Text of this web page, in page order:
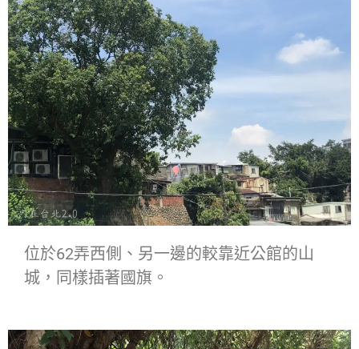
位於62弄西側、另一邊的較靠近公館的山
城，同樣插著國旗。